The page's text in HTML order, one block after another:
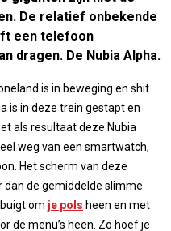
De relatief onbekende
een telefoon
dragen. De Nubia Alpha.
is in beweging en shit
is in deze trein gestapt en
als resultaat deze Nubia
weg van een smartwatch,
Het scherm van deze
dan de gemiddelde slimme
om je pols heen en met
de menu’s heen. Zo hoef je